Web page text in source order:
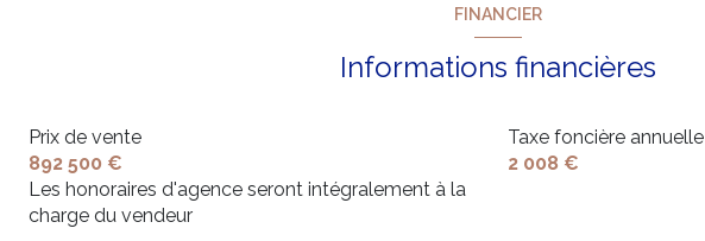
chambre
dressing
FINANCIER
Informations financières
Prix de vente
892 500 €
Les honoraires d'agence seront intégralement à la
charge du vendeur
Taxe foncière annuelle
2 008 €